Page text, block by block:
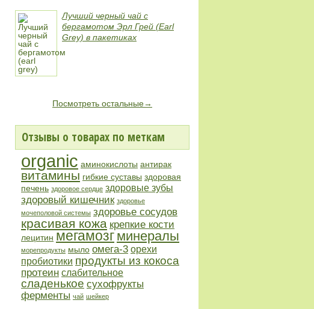
Лучший черный чай с
бергамотом Эрл Грей (Earl
Grey) в пакетиках
Посмотреть остальные→
Отзывы о товарах по меткам
organic аминокислоты антирак
витамины гибкие суставы здоровая
печень здоровое сердце здоровые зубы
здоровый кишечник здоровье
мочеполовой системы здоровье сосудов
красивая кожа крепкие кости
лецитин мегамозг минералы
морепродукты мыло омега-3 орехи
пробиотики продукты из кокоса
протеин слабительное
сладенькое сухофрукты
ферменты чай шейкер